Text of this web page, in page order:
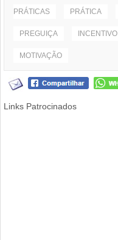
PRÁTICAS PRÁTICA
PREGUIÇA INCENTIVO
MOTIVAÇÃO
Links Patrocinados